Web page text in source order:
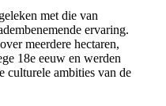
met die van
ervaring.
meerdere hectaren,
18e eeuw en werden
culturele ambities van de